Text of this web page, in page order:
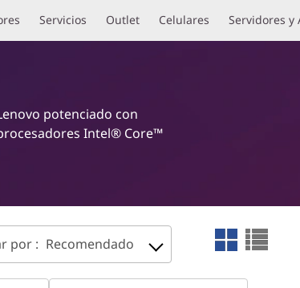
Servicios Outlet Celulares Servidores y
potenciado con
Intel® Core™
por : Recomendado